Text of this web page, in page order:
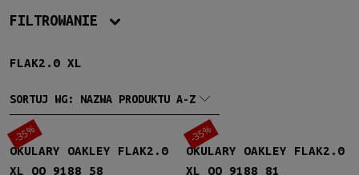
FILTROWANIE
Producent
Oakley (3)
Męskie
Męskie (3)
FLAK2.0 XL
SORTUJ WG: NAZWA PRODUKTU A-Z
OKULARY OAKLEY FLAK2.0
XL OO 9188 58
-35%
OKULARY OAKLEY FLAK2.0
XL OO 9188 81
-35%